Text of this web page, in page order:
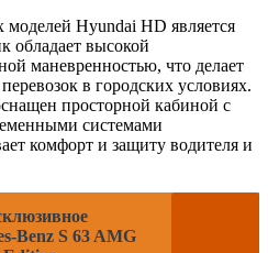
Hyundai HD является
обладает высокой
маневренностью, что делает
в городских условиях.
просторной кабиной с
системами
комфорт и защиту водителя и
Benz S 63 AMG